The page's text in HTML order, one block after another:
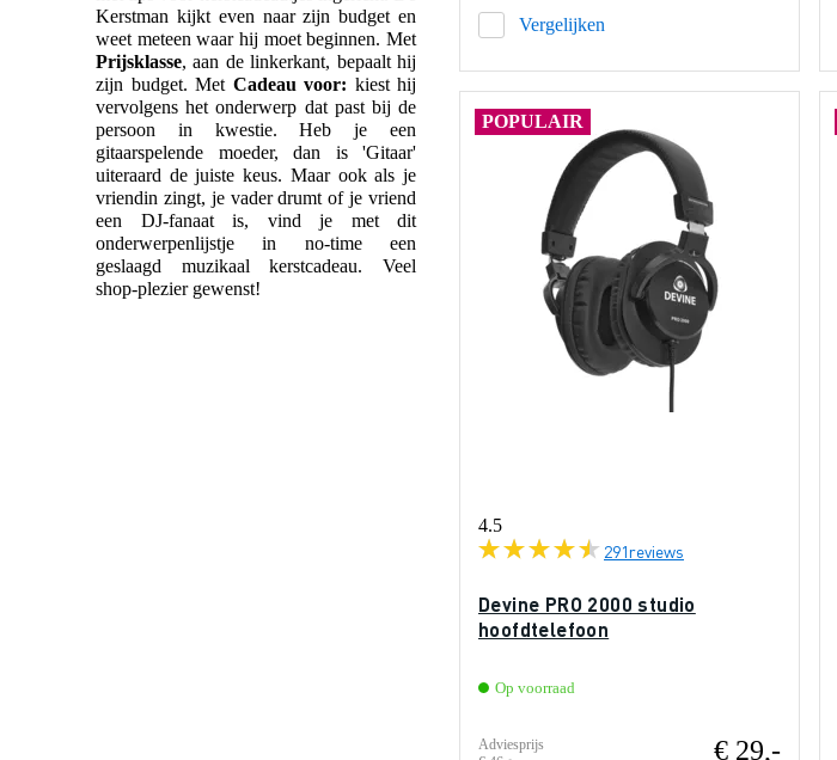
Kerstman kijkt even naar zijn budget en
weet meteen waar hij moet beginnen. Met
Prijsklasse, aan de linkerkant, bepaalt hij
zijn budget. Met Cadeau voor: kiest hij
vervolgens het onderwerp dat past bij de
persoon in kwestie. Heb je een
gitaarspelende moeder, dan is 'Gitaar'
uiteraard de juiste keus. Maar ook als je
vriendin zingt, je vader drumt of je vriend
een DJ-fanaat is, vind je met dit
onderwerpenlijstje in no-time een
geslaagd muzikaal kerstcadeau. Veel
shop-plezier gewenst!
Vergelijken
POPULAIR
4.5
291reviews
Devine PRO 2000 studio
hoofdtelefoon
Op voorraad
Adviesprijs
€ 29,-